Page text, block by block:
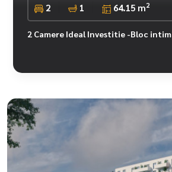
2 1 64.15 m2
2 Camere Ideal Investitie -Bloc intim